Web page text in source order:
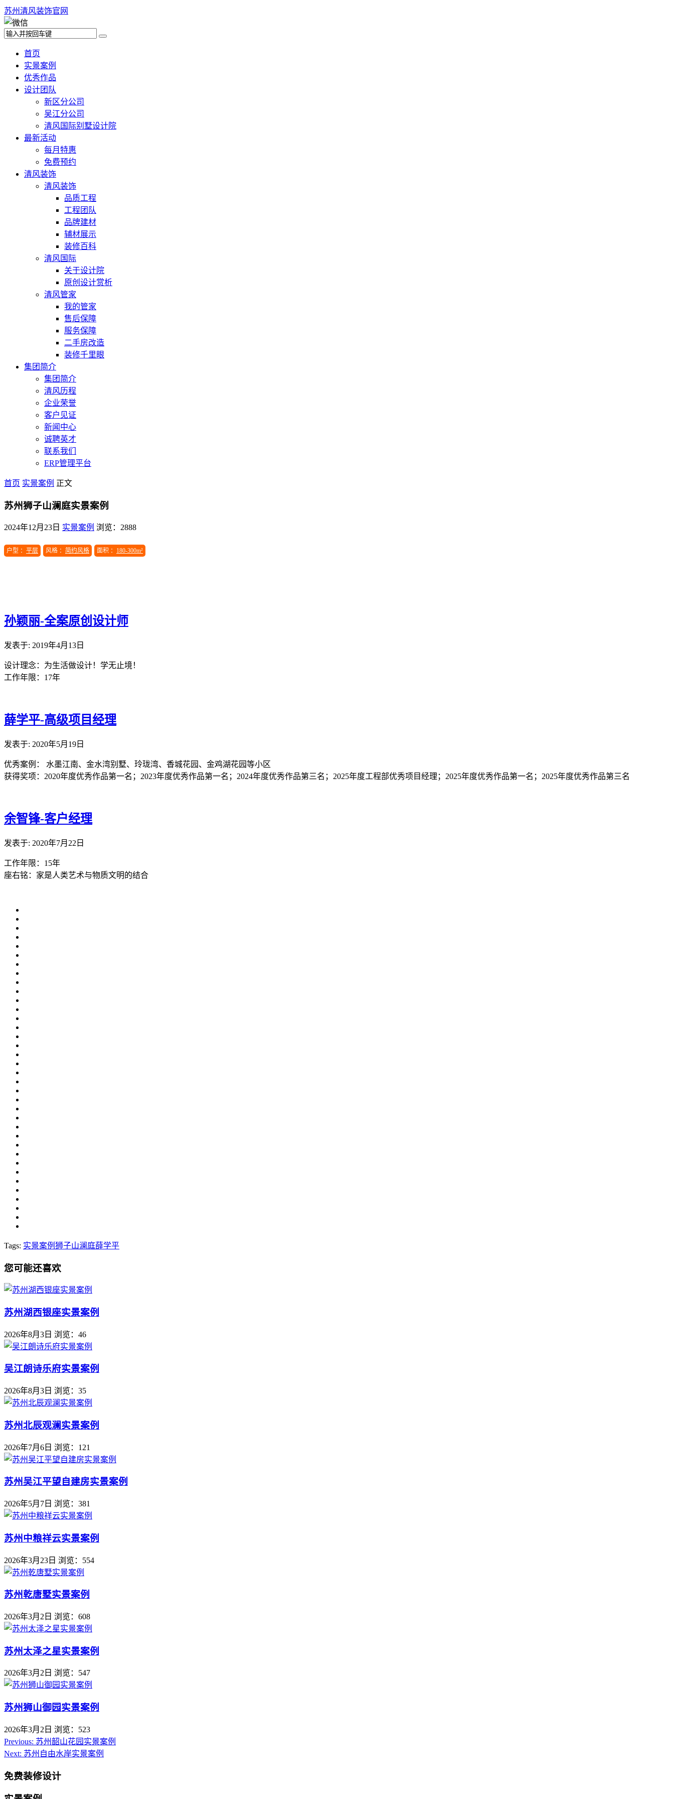
苏州清风装饰官网
首页
实景案例
优秀作品
设计团队
新区分公司
吴江分公司
清风国际别墅设计院
最新活动
每月特惠
免费预约
清风装饰
清风装饰
品质工程
工程团队
品牌建材
辅材展示
装修百科
清风国际
关于设计院
原创设计赏析
清风管家
我的管家
售后保障
服务保障
二手房改造
装修千里眼
集团简介
集团简介
清风历程
企业荣誉
客户见证
新闻中心
诚聘英才
联系我们
ERP管理平台
首页 实景案例 正文
苏州狮子山澜庭实景案例
2024年12月23日 实景案例 浏览：2888
户型 ： 平层 风格 ： 简约风格 面积 ： 180-300m²
孙颖丽-全案原创设计师
发表于: 2019年4月13日
设计理念：为生活做设计！学无止境！
工作年限：17年
薛学平-高级项目经理
发表于: 2020年5月19日
优秀案例： 水墨江南、金水湾别墅、玲珑湾、香城花园、金鸡湖花园等小区
获得奖项：2020年度优秀作品第一名；2023年度优秀作品第一名；2024年度优秀作品第三名；2025年度工程部优秀项目经理；2025年度优秀作品第一名；2025年度优秀作品第三名
余智锋-客户经理
发表于: 2020年7月22日
工作年限：15年
座右铭：家是人类艺术与物质文明的结合
Tags: 实景案例 狮子山澜庭薛学平
您可能还喜欢
苏州湖西银座实景案例
2026年8月3日 浏览：46
吴江朗诗乐府实景案例
2026年8月3日 浏览：35
苏州北辰观澜实景案例
2026年7月6日 浏览：121
苏州吴江平望自建房实景案例
2026年5月7日 浏览：381
苏州中粮祥云实景案例
2026年3月23日 浏览：554
苏州乾唐墅实景案例
2026年3月2日 浏览：608
苏州太泽之星实景案例
2026年3月2日 浏览：547
苏州狮山御园实景案例
2026年3月2日 浏览：523
Previous: 苏州韶山花园实景案例
Next: 苏州自由水岸实景案例
免费装修设计